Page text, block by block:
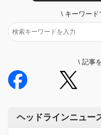
\ キーワード
\ 記事
ヘッドラインニュー